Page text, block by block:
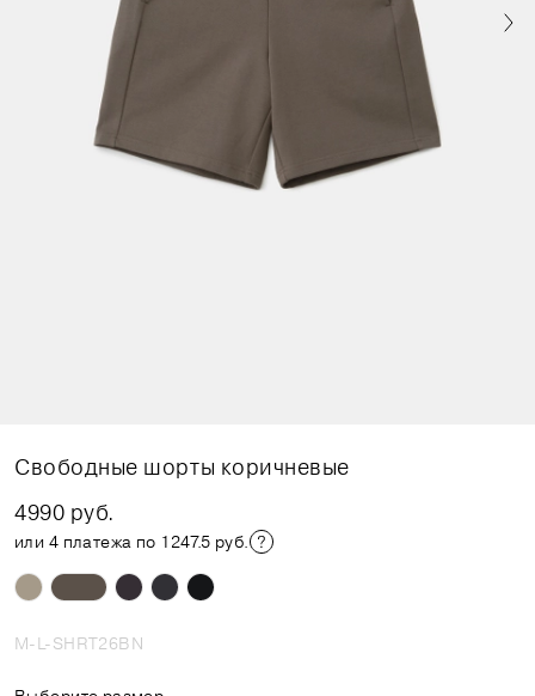
Свободные шорты коричневые
4990 руб.
или 4 платежа по 1247.5 руб.
M-L-SHRT26BN